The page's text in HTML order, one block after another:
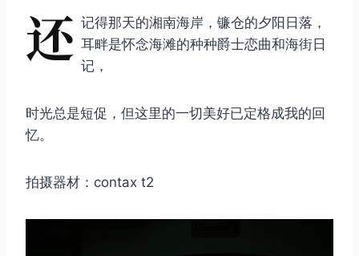
还 记得那天的湘南海岸，镰仓的夕阳日落，
耳畔是怀念海滩的种种爵士恋曲和海街日
记，
时光总是短促，但这里的一切美好已定格成我的回
忆。
拍摄器材：contax t2